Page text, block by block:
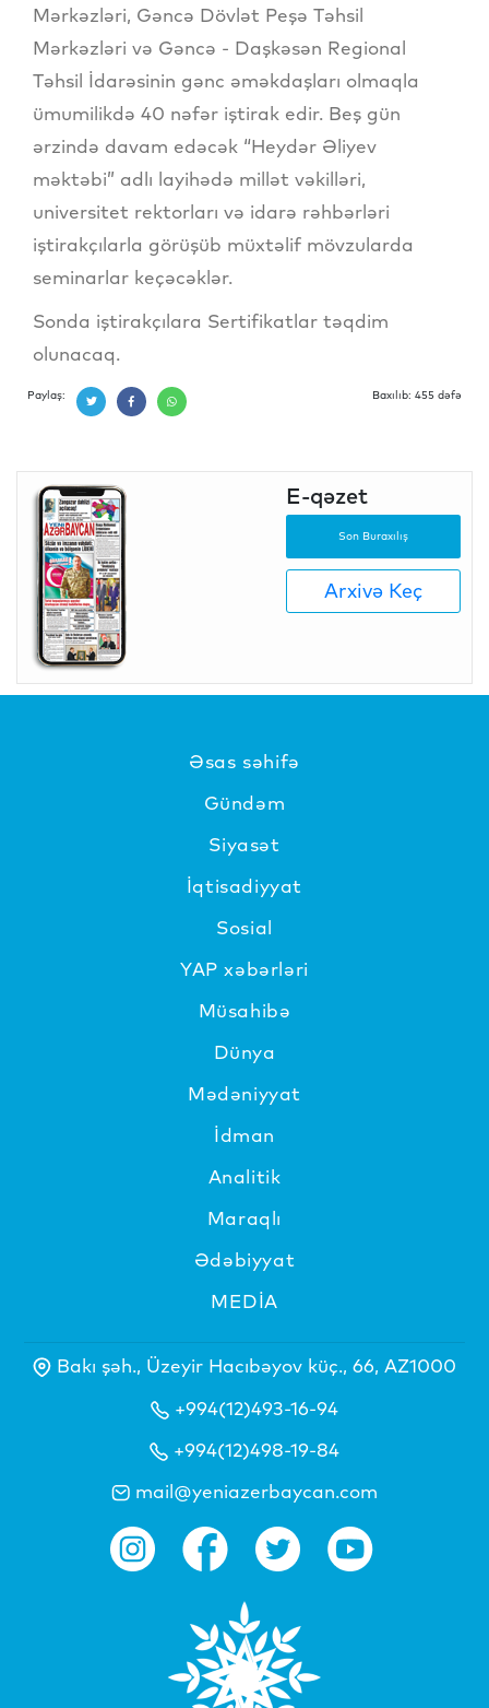
Mərkəzləri, Gəncə Dövlət Peşə Təhsil
Mərkəzləri və Gəncə - Daşkəsən Regional
Təhsil İdarəsinin gənc əməkdaşları olmaqla
ümumilikdə 40 nəfər iştirak edir. Beş gün
ərzində davam edəcək “Heydər Əliyev
məktəbi” adlı layihədə millət vəkilləri,
universitet rektorları və idarə rəhbərləri
iştirakçılarla görüşüb müxtəlif mövzularda
seminarlar keçəcəklər.
Sonda iştirakçılara Sertifikatlar təqdim
olunacaq.
Paylaş: Baxılıb: 455 dəfə
E-qəzet
Son Buraxılış
Arxivə Keç
Əsas səhifə
Gündəm
Siyasət
İqtisadiyyat
Sosial
YAP xəbərləri
Müsahibə
Dünya
Mədəniyyat
İdman
Analitik
Maraqlı
Ədəbiyyat
MEDİA
Bakı şəh., Üzeyir Hacıbəyov küç., 66, AZ1000
+994(12)493-16-94
+994(12)498-19-84
mail@yeniazerbaycan.com